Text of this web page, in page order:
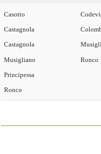
Casotto
Castagnola
Castagnola
Musigliano
Principessa
Ronco
Ronco